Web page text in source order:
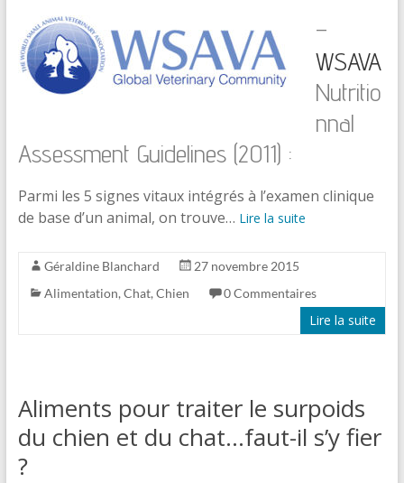
–
WSAVA
Nutritio
nnal
Assessment Guidelines (2011) :
Parmi les 5 signes vitaux intégrés à l’examen clinique
de base d’un animal, on trouve… Lire la suite
Géraldine Blanchard
27 novembre 2015
Alimentation, Chat, Chien 0 Commentaires
Lire la suite
Aliments pour traiter le surpoids
du chien et du chat…faut-il s’y fier
?